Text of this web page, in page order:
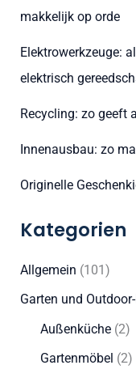
n
a
c
makkelijk op orde
Elektrowerkzeuge:
elektrisch
Recycling: zo geeft
Innenausbau: zo
Originelle
Kategorien
Allgemein (101)
Garten und
Außenküche(2)
Gartenmöbel (2)